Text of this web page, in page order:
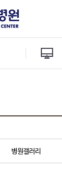
병원갤러리